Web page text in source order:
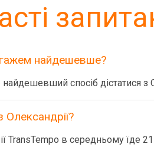
найдешевше?
спосіб дістатися з
TransTempo в середньому їде